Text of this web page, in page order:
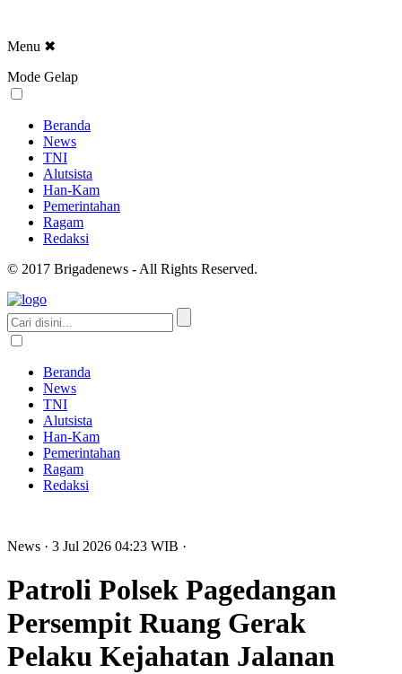
Menu ✖
Mode Gelap
Beranda
News
TNI
Alutsista
Han-Kam
Pemerintahan
Ragam
Redaksi
© 2017 Brigadenews - All Rights Reserved.
Beranda
News
TNI
Alutsista
Han-Kam
Pemerintahan
Ragam
Redaksi
News · 3 Jul 2026 04:23 WIB ·
Patroli Polsek Pagedangan
Persempit Ruang Gerak
Pelaku Kejahatan Jalanan